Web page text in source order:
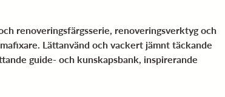
renoveringsfärgsserie, renoveringsverktyg och
Lättanvänd och vackert jämnt täckande
guide- och kunskapsbank, inspirerande